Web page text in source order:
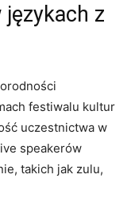
​z
festiwalu kultur
uczestnictwa w‌
speakerów‌
takich ⁤jak zulu,